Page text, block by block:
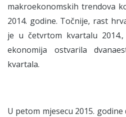
makroekonomskih trendova
2014. godine. Točnije, rast
je u četvrtom kvartalu
ekonomija ostvarila
kvartala.
U petom mjesecu 2015.